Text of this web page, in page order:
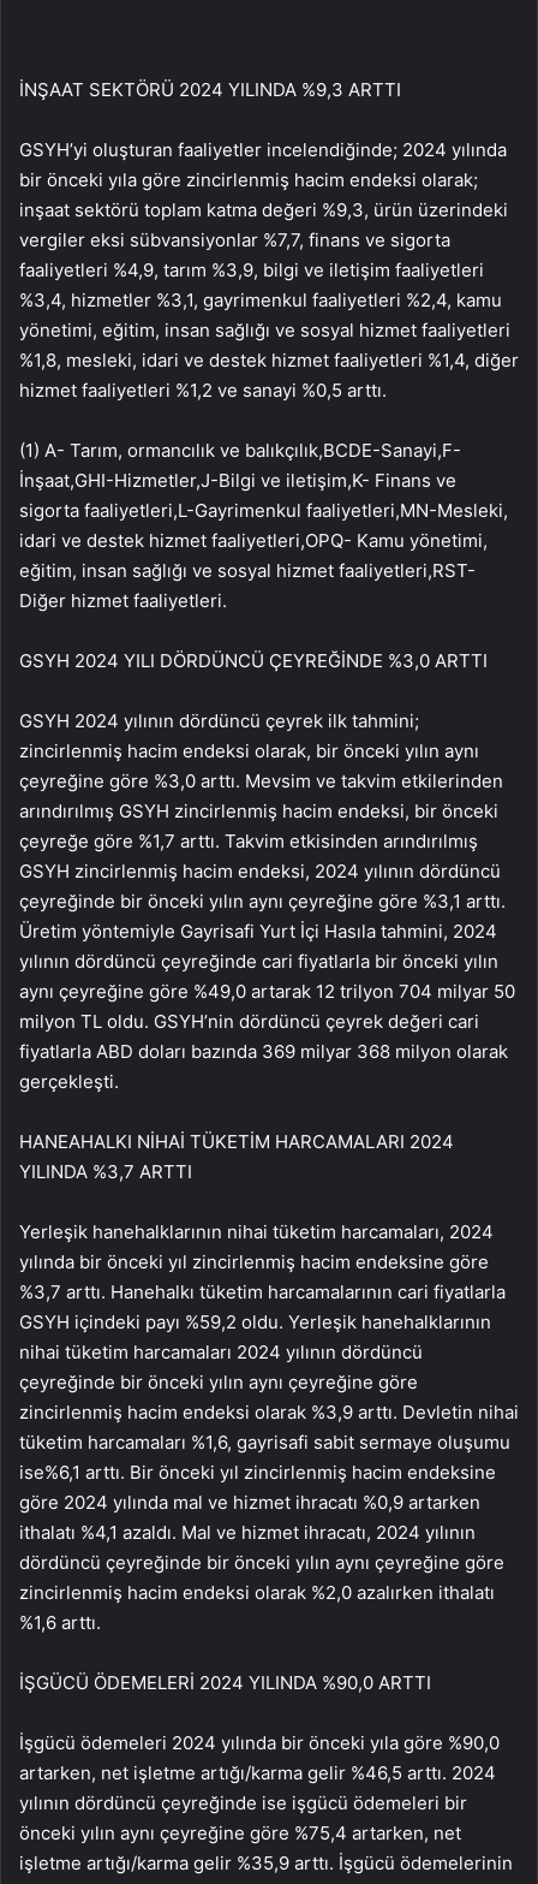
İNŞAAT SEKTÖRÜ 2024 YILINDA %9,3 ARTTI
GSYH’yi oluşturan faaliyetler incelendiğinde; 2024 yılında
bir önceki yıla göre zincirlenmiş hacim endeksi olarak;
inşaat sektörü toplam katma değeri %9,3, ürün üzerindeki
vergiler eksi sübvansiyonlar %7,7, finans ve sigorta
faaliyetleri %4,9, tarım %3,9, bilgi ve iletişim faaliyetleri
%3,4, hizmetler %3,1, gayrimenkul faaliyetleri %2,4, kamu
yönetimi, eğitim, insan sağlığı ve sosyal hizmet faaliyetleri
%1,8, mesleki, idari ve destek hizmet faaliyetleri %1,4, diğer
hizmet faaliyetleri %1,2 ve sanayi %0,5 arttı.
(1) A- Tarım, ormancılık ve balıkçılık,BCDE-Sanayi,F-
İnşaat,GHI-Hizmetler,J-Bilgi ve iletişim,K- Finans ve
sigorta faaliyetleri,L-Gayrimenkul faaliyetleri,MN-Mesleki,
idari ve destek hizmet faaliyetleri,OPQ- Kamu yönetimi,
eğitim, insan sağlığı ve sosyal hizmet faaliyetleri,RST-
Diğer hizmet faaliyetleri.
GSYH 2024 YILI DÖRDÜNCÜ ÇEYREĞİNDE %3,0 ARTTI
GSYH 2024 yılının dördüncü çeyrek ilk tahmini;
zincirlenmiş hacim endeksi olarak, bir önceki yılın aynı
çeyreğine göre %3,0 arttı. Mevsim ve takvim etkilerinden
arındırılmış GSYH zincirlenmiş hacim endeksi, bir önceki
çeyreğe göre %1,7 arttı. Takvim etkisinden arındırılmış
GSYH zincirlenmiş hacim endeksi, 2024 yılının dördüncü
çeyreğinde bir önceki yılın aynı çeyreğine göre %3,1 arttı.
Üretim yöntemiyle Gayrisafi Yurt İçi Hasıla tahmini, 2024
yılının dördüncü çeyreğinde cari fiyatlarla bir önceki yılın
aynı çeyreğine göre %49,0 artarak 12 trilyon 704 milyar 50
milyon TL oldu. GSYH’nin dördüncü çeyrek değeri cari
fiyatlarla ABD doları bazında 369 milyar 368 milyon olarak
gerçekleşti.
HANEAHALKI NİHAİ TÜKETİM HARCAMALARI 2024
YILINDA %3,7 ARTTI
Yerleşik hanehalklarının nihai tüketim harcamaları, 2024
yılında bir önceki yıl zincirlenmiş hacim endeksine göre
%3,7 arttı. Hanehalkı tüketim harcamalarının cari fiyatlarla
GSYH içindeki payı %59,2 oldu. Yerleşik hanehalklarının
nihai tüketim harcamaları 2024 yılının dördüncü
çeyreğinde bir önceki yılın aynı çeyreğine göre
zincirlenmiş hacim endeksi olarak %3,9 arttı. Devletin nihai
tüketim harcamaları %1,6, gayrisafi sabit sermaye oluşumu
ise%6,1 arttı. Bir önceki yıl zincirlenmiş hacim endeksine
göre 2024 yılında mal ve hizmet ihracatı %0,9 artarken
ithalatı %4,1 azaldı. Mal ve hizmet ihracatı, 2024 yılının
dördüncü çeyreğinde bir önceki yılın aynı çeyreğine göre
zincirlenmiş hacim endeksi olarak %2,0 azalırken ithalatı
%1,6 arttı.
İŞGÜCÜ ÖDEMELERİ 2024 YILINDA %90,0 ARTTI
İşgücü ödemeleri 2024 yılında bir önceki yıla göre %90,0
artarken, net işletme artığı/karma gelir %46,5 arttı. 2024
yılının dördüncü çeyreğinde ise işgücü ödemeleri bir
önceki yılın aynı çeyreğine göre %75,4 artarken, net
işletme artığı/karma gelir %35,9 arttı. İşgücü ödemelerinin